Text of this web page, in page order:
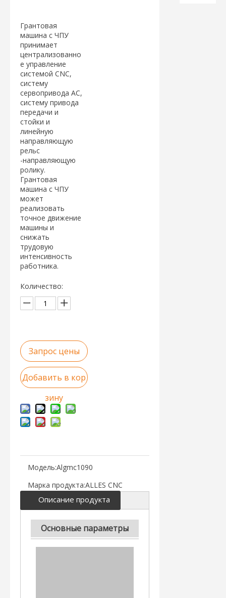
Грантовая
машина с ЧПУ
принимает
централизованно
е управление
системой CNC,
систему
сервопривода AC,
систему привода
передачи и
стойки и
линейную
направляющую
рельс
-направляющую
ролику.
Грантовая
машина с ЧПУ
может
реализовать
точное движение
машины и
снижать
трудовую
интенсивность
работника.
Количество:
Запрос цены
Добавить в кор
зину
Модель:Algmc1090
Марка продукта:ALLES CNC
Описание продукта
Основные параметры